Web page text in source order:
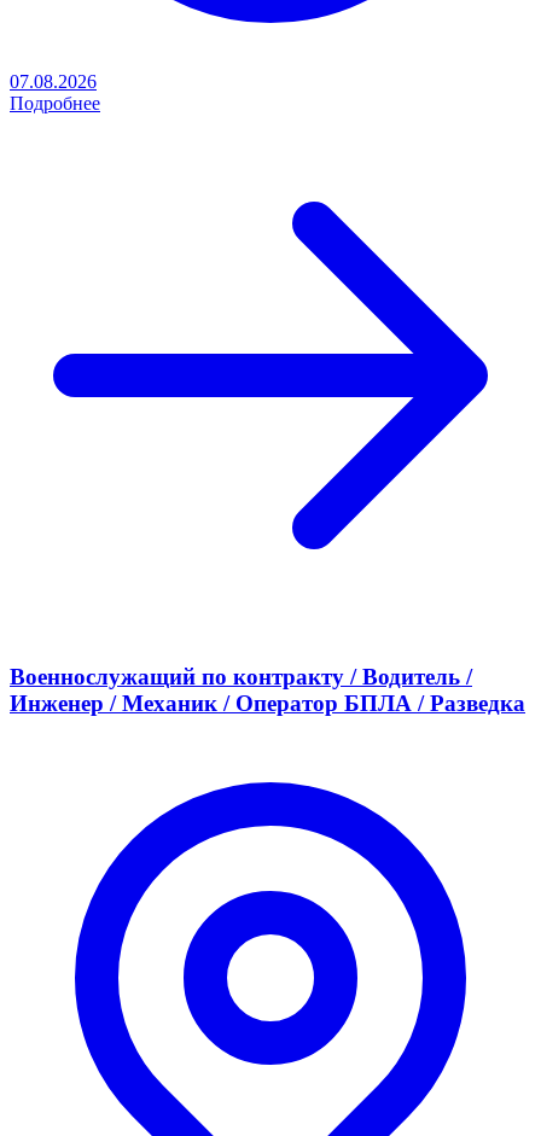
07.08.2026
Подробнее
Военнослужащий по контракту / Водитель /
Инженер / Механик / Оператор БПЛА / Разведка